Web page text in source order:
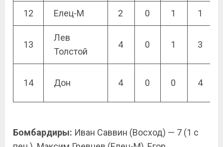
12 Елец-М 2 0 1 1
13
Лев
Толстой
4 0 1 3
14 Дон 4 0 0 4
Бомбардиры: Иван Саввин (Восход) — 7 (1 с